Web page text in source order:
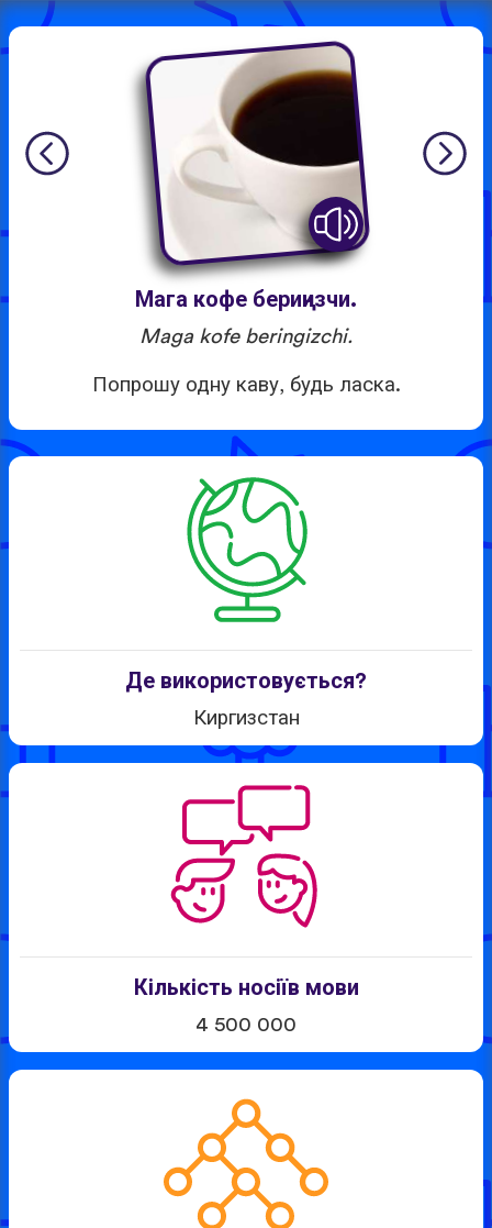
Мага кофе бериңизчи.
Maga kofe beringizchi.
Попрошу одну каву, будь ласка.
Де використовується?
Киргизстан
Кількість носіїв мови
4 500 000